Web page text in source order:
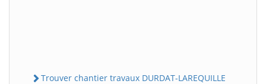
Trouver chantier travaux DURDAT-LAREQUILLE